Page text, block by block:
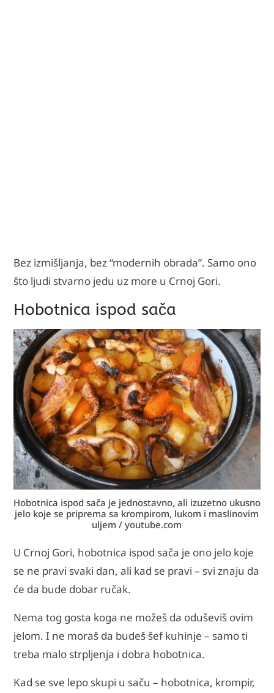
Bez izmišljanja, bez “modernih obrada”. Samo ono
što ljudi stvarno jedu uz more u Crnoj Gori.
Hobotnica ispod sača
Hobotnica ispod sača je jednostavno, ali izuzetno ukusno
jelo koje se priprema sa krompirom, lukom i maslinovim
uljem / youtube.com
U Crnoj Gori, hobotnica ispod sača je ono jelo koje
se ne pravi svaki dan, ali kad se pravi – svi znaju da
će da bude dobar ručak.
Nema tog gosta koga ne možeš da oduševiš ovim
jelom. I ne moraš da budeš šef kuhinje – samo ti
treba malo strpljenja i dobra hobotnica.
Kad se sve lepo skupi u saču – hobotnica, krompir,